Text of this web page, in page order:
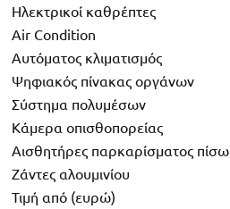
Ηλεκτρικοί καθρέπτες
Air Condition
Αυτόματος κλιματισμός
Ψηφιακός πίνακας οργάνων
Σύστημα πολυμέσων
Κάμερα οπισθοπορείας
Αισθητήρες παρκαρίσματος πίσω
Ζάντες αλουμινίου
Τιμή από (ευρώ)